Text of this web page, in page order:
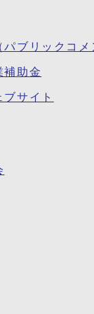
ブリックコメ
補助金
サイト